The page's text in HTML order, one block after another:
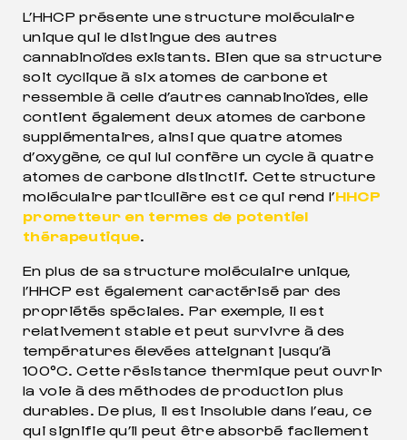
L’HHCP présente une structure moléculaire
unique qui le distingue des autres
cannabinoïdes existants. Bien que sa structure
soit cyclique à six atomes de carbone et
ressemble à celle d’autres cannabinoïdes, elle
contient également deux atomes de carbone
supplémentaires, ainsi que quatre atomes
d’oxygène, ce qui lui confère un cycle à quatre
atomes de carbone distinctif. Cette structure
moléculaire particulière est ce qui rend l’HHCP
prometteur en termes de potentiel
thérapeutique.
En plus de sa structure moléculaire unique,
l’HHCP est également caractérisé par des
propriétés spéciales. Par exemple, il est
relativement stable et peut survivre à des
températures élevées atteignant jusqu’à
100°C. Cette résistance thermique peut ouvrir
la voie à des méthodes de production plus
durables. De plus, il est insoluble dans l’eau, ce
qui signifie qu’il peut être absorbé facilement